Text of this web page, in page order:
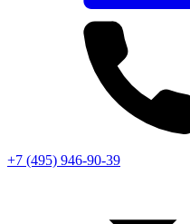
+7 (495) 946-90-39